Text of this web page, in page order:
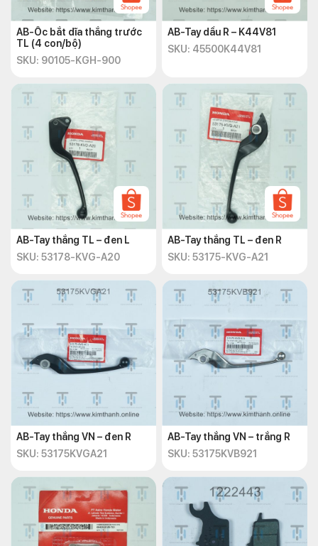
AB-Ốc bắt dĩa thắng trước
TL (4 con/bộ)
SKU: 90105-KGH-900
AB-Tay dầu R – K44V81
SKU: 45500K44V81
AB-Tay thắng TL – đen L
SKU: 53178-KVG-A20
AB-Tay thắng TL – đen R
SKU: 53175-KVG-A21
AB-Tay thắng VN – đen R
SKU: 53175KVGA21
AB-Tay thắng VN – trắng R
SKU: 53175KVB921